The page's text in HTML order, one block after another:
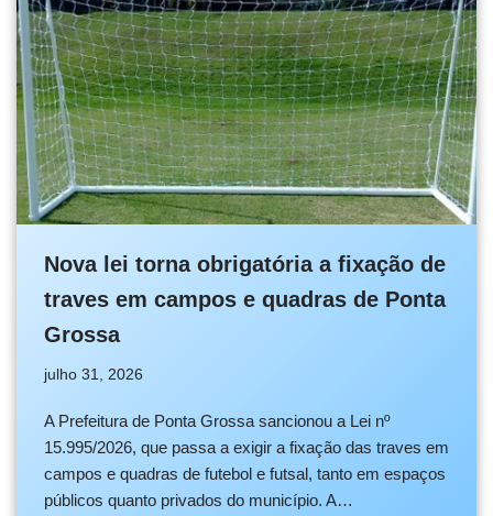
Nova lei torna obrigatória a fixação de
traves em campos e quadras de Ponta
Grossa
julho 31, 2026
A Prefeitura de Ponta Grossa sancionou a Lei nº
15.995/2026, que passa a exigir a fixação das traves em
campos e quadras de futebol e futsal, tanto em espaços
públicos quanto privados do município. A…